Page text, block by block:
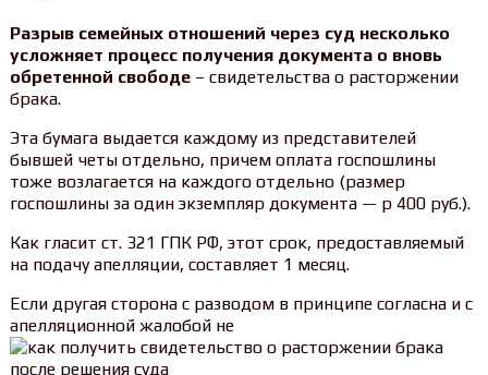
Разрыв семейных отношений через суд несколько
усложняет процесс получения документа о вновь
обретенной свободе– свидетельства о расторжении
брака.
Эта бумага выдается каждому из представителей
бывшей четы отдельно, причем оплата госпошлины
тоже возлагается на каждого отдельно (размер
госпошлины за один экземпляр документа — р 400 руб.).
Как гласит ст. 321 ГПК РФ, этот срок, предоставляемый
на подачу апелляции, составляет 1 месяц.
Если другая сторона с разводом в принципе согласна и с
апелляционной жалобой не